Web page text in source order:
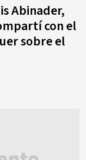
Abinader,
con el
sobre el